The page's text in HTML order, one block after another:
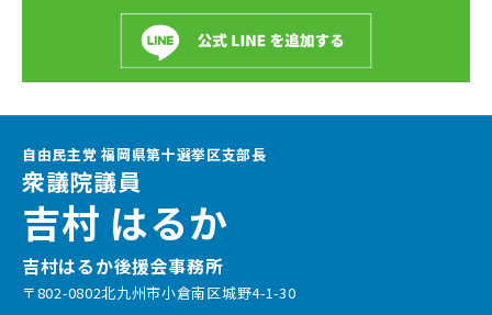
自由民主党 福岡県第十選挙区支部長
衆議院議員
吉村 はるか
吉村はるか後援会事務所
〒802-0802北九州市小倉南区城野4-1-30